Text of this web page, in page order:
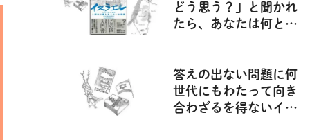
どう思う？」と聞かれ
たら、あなたは何と答
っかいな問題』】
答えの出ない問題に何
世代にもわたって向き
合わざるを得ないイス